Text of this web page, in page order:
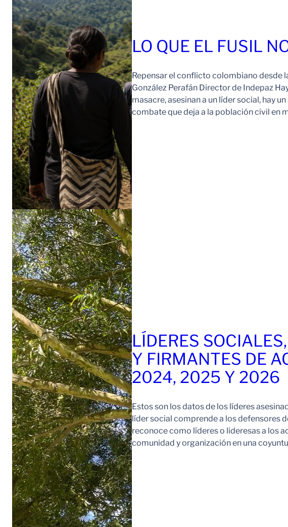
LO QUE EL FUSIL
Repensar el conflicto colombiano desde
González Perafán Director de Indepaz
masacre, asesinan a un líder social, hay
combate que deja a la población civil en
LÍDERES
Y FIRMANTES DE
2024, 2025 Y 2026
Estos son los datos de los líderes
líder social comprende a los defensores
reconoce como líderes o lideresas a los
comunidad y organización en una